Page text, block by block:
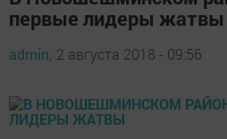
первые лидеры жатвы
admin, 2 августа 2018 - 09:56